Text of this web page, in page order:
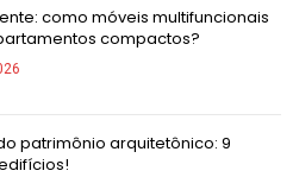
como móveis multifuncionais
compactos?
patrimônio arquitetônico: 9